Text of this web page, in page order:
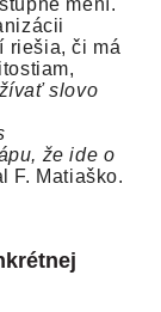
mení.
riešia, či má
slovo
že ide o
F. Matiaško.